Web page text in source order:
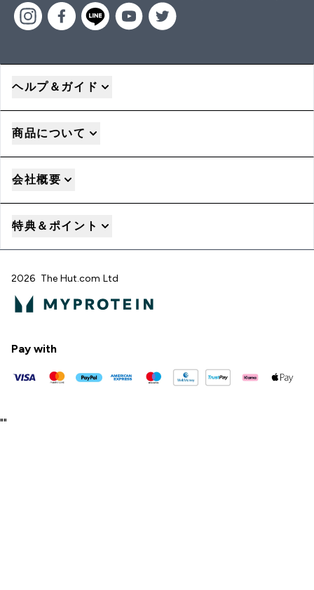
ヘルプ＆ガイド
商品について
会社概要
特典＆ポイント
2026 The Hut.com Ltd
Pay with
""